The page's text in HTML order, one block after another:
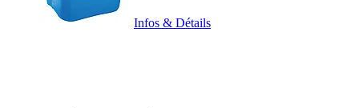
Infos & Détails